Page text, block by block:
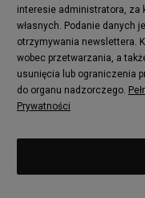
komin serii Taddlokk z
czeka na Ciebie
szalik w formie komina
Dobierz dla siebie
– podrasuj zawartość
interesie administratora, za
własnych. Podanie danych
otrzymywania newslettera.
wobec przetwarzania, a
usunięcia lub ograniczenia
do organu nadzorczego.
Prywatności